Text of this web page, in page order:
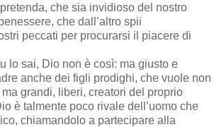
che sia invidioso del nostro
che dall’altro spii
peccati per procurarsi il piacere di
lo sai, Dio non è così: ma giusto e
anche dei figli prodighi, che vuole non
grandi, liberi, creatori del proprio
è talmente poco rivale dell’uomo che
chiamandolo a partecipare alla